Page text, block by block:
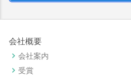
会社概要
keyboard_arrow_right 会社案内
keyboard_arrow_right 受賞